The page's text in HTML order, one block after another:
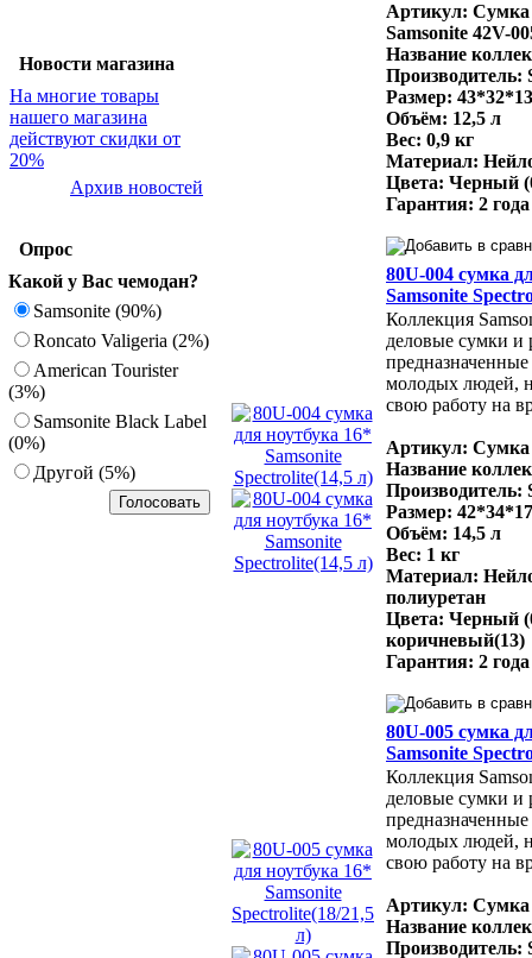
Новости магазина
На многие товары
нашего магазина
действуют скидки от
20%
Архив новостей
Опрос
Какой у Вас чемодан?
Samsonite (90%)
Roncato Valigeria (2%)
American Tourister
(3%)
Samsonite Black Label
(0%)
Другoй (5%)
Артикул: Сумка
Samsonite 42V-
Название
Производитель:
Размер: 43*32*13
Объём: 12,5 л
Вес: 0,9 кг
Материал:
Цвета: Черный
Гарантия: 2 года
80U-004 сумка
Samsonite
Коллекция
деловые сумки и
молодых людей,
свою работу на
Артикул: Сумка
Название
Производитель:
Размер: 42*34*17
Объём: 14,5 л
Вес: 1 кг
Материал:
полиуретан
Цвета: Черный
коричневый(13)
Гарантия: 2 года
80U-005 сумка
Samsonite
Коллекция
деловые сумки и
молодых людей,
свою работу на
Артикул: Сумка
Название
Производитель: